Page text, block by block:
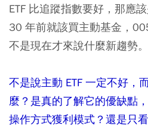
2007 46
2004 26
總共 890
ETF 比追蹤指數要好，那應
30 年前就該買主動基金，
不是現在才來說什麼新趨勢。
不是說主動 ETF 一定不好，
麼？是真的了解它的優缺點
操作方式獲利模式？還是只